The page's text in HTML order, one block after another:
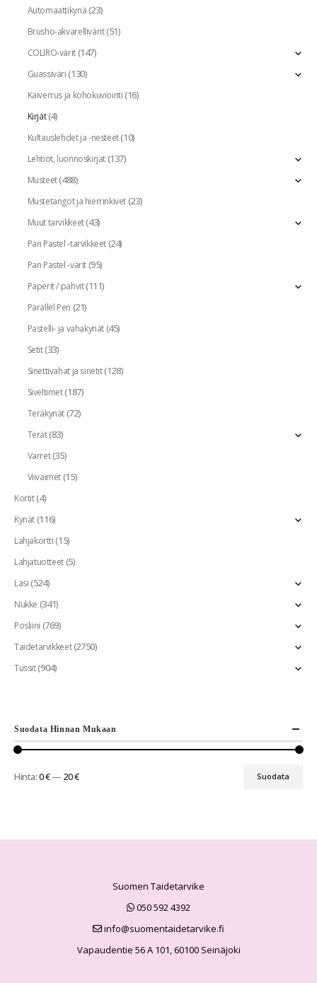
Automaattikynä(23)
Brusho-akvarellivärit(51)
COLIRO-värit(147)
Guassiväri(130)
Kaiverrus ja kohokuviointi(16)
Kirjat(4)
Kultauslehdet ja -nesteet(10)
Lehtiöt, luonnoskirjat(137)
Musteet(488)
Mustetangot ja hierrinkivet(23)
Muut tarvikkeet(43)
Pan Pastel -tarvikkeet(24)
Pan Pastel -värit(95)
Paperit / pahvit(111)
Parallel Pen (21)
Pastelli- ja vahakynät(45)
Setit(33)
Sinettivahat ja sinetit(128)
Siveltimet(187)
Teräkynät(72)
Terät(83)
Varret(35)
Viivaimet(15)
Kortit(4)
Kynät(116)
Lahjakortti(15)
Lahjatuotteet(5)
Lasi(524)
Nukke (341)
Posliini (769)
Taidetarvikkeet(2750)
Tussit(904)
Suodata Hinnan Mukaan
Suodata
Hinta:0 €— 20 €
Suomen Taidetarvike
050 592 4392
info@suomentaidetarvike.fi
Vapaudentie 56 A 101, 60100 Seinäjoki